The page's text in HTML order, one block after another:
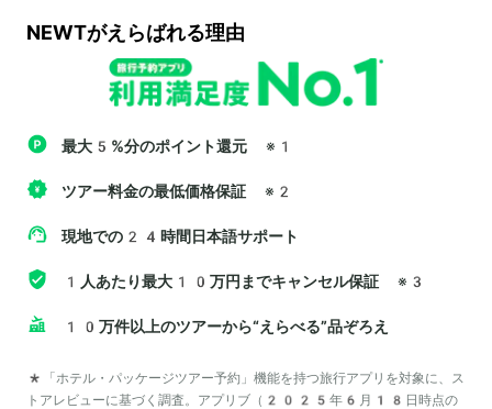
NEWTがえらばれる理由
最大5%分のポイント還元 ※1
ツアー料金の最低価格保証 ※2
現地での24時間日本語サポート
1人あたり最大10万円までキャンセル保証 ※3
10万件以上のツアーから“えらべる”品ぞろえ
*「ホテル・パッケージツアー予約」機能を持つ旅行アプリを対象に、ス
トアレビューに基づく調査。アプリブ（2025年6月18日時点の